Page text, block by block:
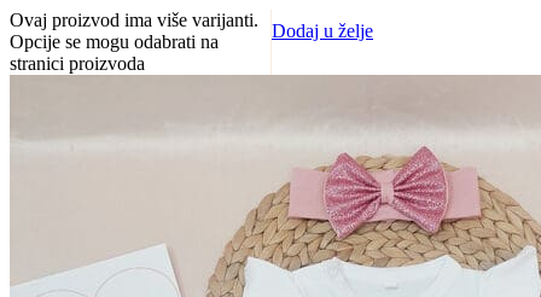
Ovaj proizvod ima više varijanti.
Opcije se mogu odabrati na
stranici proizvoda
Dodaj u želje